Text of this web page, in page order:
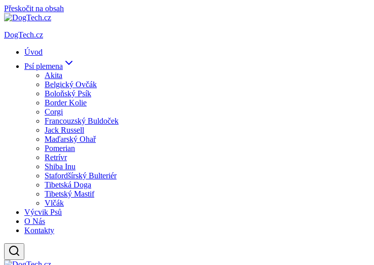
Přeskočit na obsah
DogTech.cz
Úvod
Psí plemena
Akita
Belgický Ovčák
Boloňský Psík
Border Kolie
Corgi
Francouzský Buldoček
Jack Russell
Maďarský Ohař
Pomerian
Retrívr
Shiba Inu
Stafordšírský Bulteriér
Tibetská Doga
Tibetský Mastif
Vlčák
Výcvik Psů
O Nás
Kontakty